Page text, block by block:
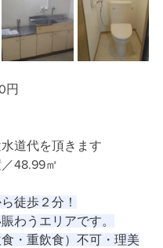
円
道代を頂きます
48.99㎡
徒歩２分！
わうエリアです。
・重飲食）不可・理美